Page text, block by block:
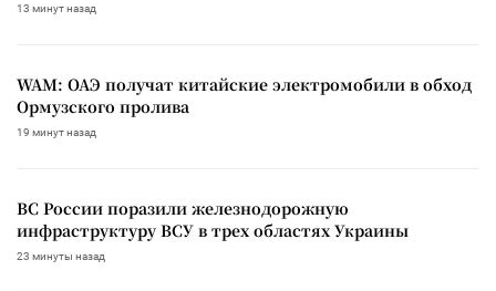
13 минут назад
WAM: ОАЭ получат китайские электромобили в обход
Ормузского пролива
19 минут назад
ВС России поразили железнодорожную
инфраструктуру ВСУ в трех областях Украины
23 минуты назад